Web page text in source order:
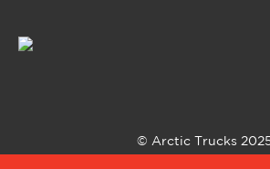
© Arctic Trucks